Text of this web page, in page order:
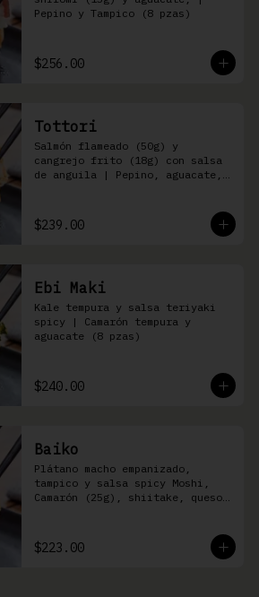
Pepino y Tampico (8 pzas)
$256.00
Tottori
Salmón flameado (50g) y
cangrejo frito (18g) con salsa
de anguila | Pepino, aguacate,
$239.00
Ebi Maki
Kale tempura y salsa teriyaki
spicy | Camarón tempura y
aguacate (8 pzas)
$240.00
Baiko
Plátano macho empanizado,
tampico y salsa spicy Moshi,
Camarón (25g), shiitake, queso
$223.00